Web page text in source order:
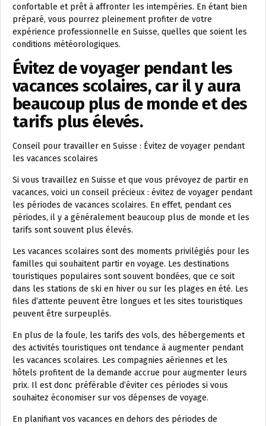
confortable et prêt à affronter les intempéries. En étant bien
préparé, vous pourrez pleinement profiter de votre
expérience professionnelle en Suisse, quelles que soient les
conditions météorologiques.
Évitez de voyager pendant les
vacances scolaires, car il y aura
beaucoup plus de monde et des
tarifs plus élevés.
Conseil pour travailler en Suisse : Évitez de voyager pendant
les vacances scolaires
Si vous travaillez en Suisse et que vous prévoyez de partir en
vacances, voici un conseil précieux : évitez de voyager pendant
les périodes de vacances scolaires. En effet, pendant ces
périodes, il y a généralement beaucoup plus de monde et les
tarifs sont souvent plus élevés.
Les vacances scolaires sont des moments privilégiés pour les
familles qui souhaitent partir en voyage. Les destinations
touristiques populaires sont souvent bondées, que ce soit
dans les stations de ski en hiver ou sur les plages en été. Les
files d’attente peuvent être longues et les sites touristiques
peuvent être surpeuplés.
En plus de la foule, les tarifs des vols, des hébergements et
des activités touristiques ont tendance à augmenter pendant
les vacances scolaires. Les compagnies aériennes et les
hôtels profitent de la demande accrue pour augmenter leurs
prix. Il est donc préférable d’éviter ces périodes si vous
souhaitez économiser sur vos dépenses de voyage.
En planifiant vos vacances en dehors des périodes de